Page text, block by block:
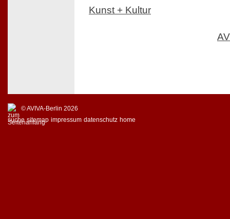
Kunst + Kultur
© AVIVA-Berlin 2026
suche sitemap impressum datenschutz home